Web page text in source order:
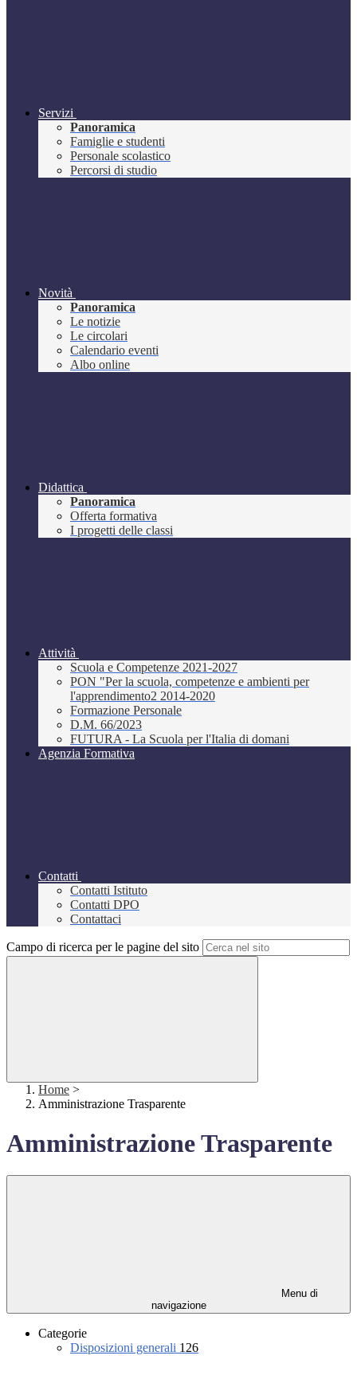
Servizi
Panoramica
Famiglie e studenti
Personale scolastico
Percorsi di studio
Novità
Panoramica
Le notizie
Le circolari
Calendario eventi
Albo online
Didattica
Panoramica
Offerta formativa
I progetti delle classi
Attività
Scuola e Competenze 2021-2027
PON "Per la scuola, competenze e ambienti per
l'apprendimento2 2014-2020
Formazione Personale
D.M. 66/2023
FUTURA - La Scuola per l'Italia di domani
Agenzia Formativa
Contatti
Contatti Istituto
Contatti DPO
Contattaci
Campo di ricerca per le pagine del sito
Home >
Amministrazione Trasparente
Amministrazione Trasparente
Menu di
navigazione
Categorie
Disposizioni generali 126